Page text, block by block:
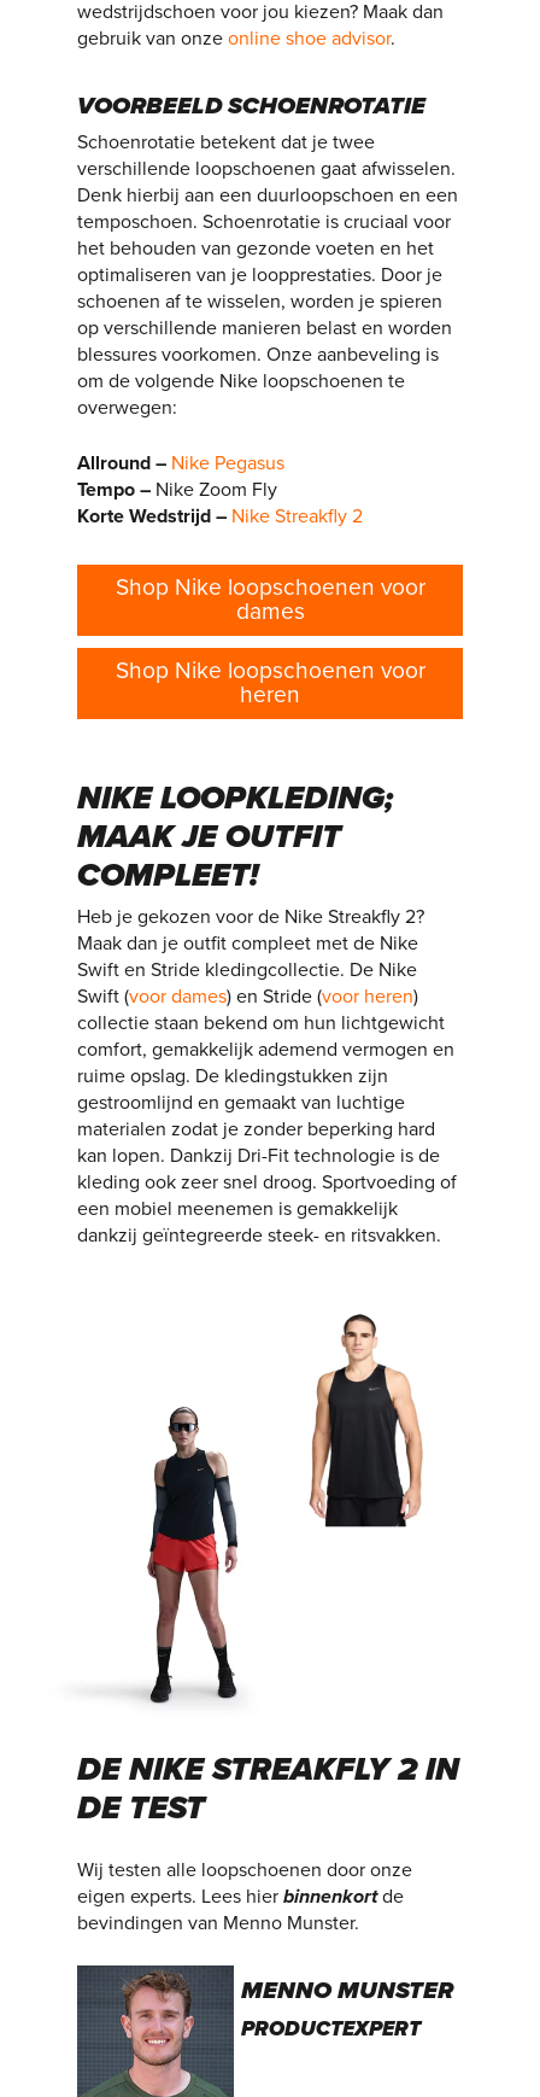
wedstrijdschoen voor jou kiezen? Maak dan
gebruik van onzeonline shoe advisor.
VOORBEELD SCHOENROTATIE
Schoenrotatie betekent dat je twee
verschillende loopschoenen gaat afwisselen.
Denk hierbij aan een duurloopschoen en een
temposchoen. Schoenrotatie is cruciaal voor
het behouden van gezonde voeten en het
optimaliseren van je loopprestaties. Door je
schoenen af te wisselen, worden je spieren
op verschillende manieren belast en worden
blessures voorkomen. Onze aanbeveling is
om de volgende Nike loopschoenen te
overwegen:
Allround – Nike Pegasus
Tempo – Nike Zoom Fly
Korte Wedstrijd – Nike Streakfly 2
Shop Nike loopschoenen voor
dames
Shop Nike loopschoenen voor
heren
NIKE LOOPKLEDING;
MAAK JE OUTFIT
COMPLEET!
Heb je gekozen voor de Nike Streakfly 2?
Maak dan je outfit compleet met de Nike
Swift en Stride kledingcollectie. De Nike
Swift (voor dames) en Stride (voor heren)
collectie staan bekend om hun lichtgewicht
comfort, gemakkelijk ademend vermogen en
ruime opslag. De kledingstukken zijn
gestroomlijnd en gemaakt van luchtige
materialen zodat je zonder beperking hard
kan lopen. Dankzij Dri-Fit technologie is de
kleding ook zeer snel droog. Sportvoeding of
een mobiel meenemen is gemakkelijk
dankzij geïntegreerde steek- en ritsvakken.
DE NIKE STREAKFLY 2 IN
DE TEST
Wij testen alle loopschoenen door onze
eigen experts. Lees hierbinnenkortde
bevindingen van Menno Munster.
MENNO MUNSTER
PRODUCTEXPERT